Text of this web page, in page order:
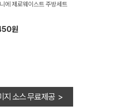
에 제로웨이스트 주방세트
원
지 소스 무료제공 >